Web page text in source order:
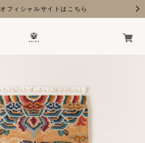
オフィシャルサイトはこちら